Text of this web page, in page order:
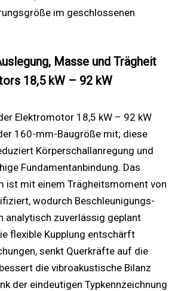
im geschlossenen
Masse und Trägheit
18,5 kW – 92 kW
Elektromotor 18,5 kW – 92 kW
160-mm-Baugröße mit; diese
Körperschallanregung und
Fundamentanbindung. Das
ist mit einem Trägheitsmoment von
wodurch Beschleunigungs-
analytisch zuverlässig geplant
flexible Kupplung entschärft
senkt Querkräfte auf die
die vibroakustische Bilanz
der eindeutigen Typkennzeichnung